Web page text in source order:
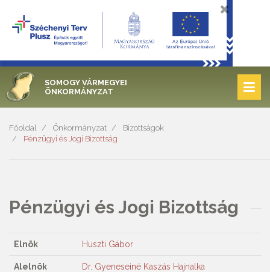
SOMOGY VÁRMEGYEI
ÖNKORMÁNYZAT
Főoldal Önkormányzat
Bizottságok
Pénzügyi és Jogi Bizottság
Pénzügyi és Jogi Bizottság
Elnök Huszti Gábor
Alelnök Dr. Gyeneseiné Kaszás Hajnalka